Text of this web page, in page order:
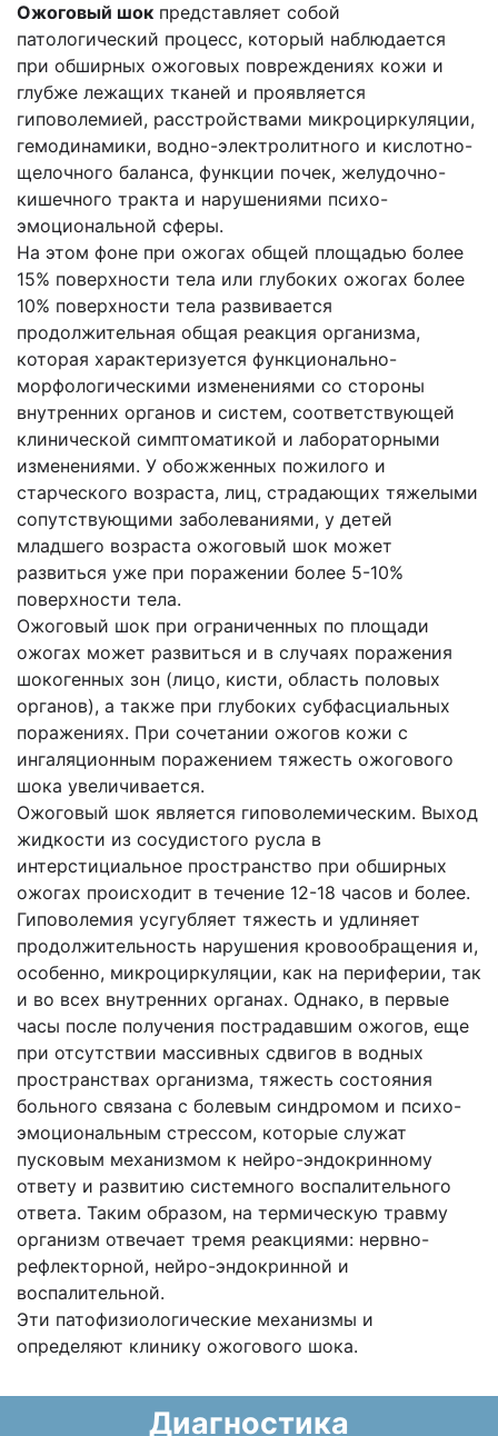
Ожоговый шок представляет собой
патологический процесс, который наблюдается
при обширных ожоговых повреждениях кожи и
глубже лежащих тканей и проявляется
гиповолемией, расстройствами микроциркуляции,
гемодинамики, водно-электролитного и кислотно-
щелочного баланса, функции почек, желудочно-
кишечного тракта и нарушениями психо-
эмоциональной сферы.
На этом фоне при ожогах общей площадью более
15% поверхности тела или глубоких ожогах более
10% поверхности тела развивается
продолжительная общая реакция организма,
которая характеризуется функционально-
морфологическими изменениями со стороны
внутренних органов и систем, соответствующей
клинической симптоматикой и лабораторными
изменениями. У обожженных пожилого и
старческого возраста, лиц, страдающих тяжелыми
сопутствующими заболеваниями, у детей
младшего возраста ожоговый шок может
развиться уже при поражении более 5-10%
поверхности тела.
Ожоговый шок при ограниченных по площади
ожогах может развиться и в случаях поражения
шокогенных зон (лицо, кисти, область половых
органов), а также при глубоких субфасциальных
поражениях. При сочетании ожогов кожи с
ингаляционным поражением тяжесть ожогового
шока увеличивается.
Ожоговый шок является гиповолемическим. Выход
жидкости из сосудистого русла в
интерстициальное пространство при обширных
ожогах происходит в течение 12-18 часов и более.
Гиповолемия усугубляет тяжесть и удлиняет
продолжительность нарушения кровообращения и,
особенно, микроциркуляции, как на периферии, так
и во всех внутренних органах. Однако, в первые
часы после получения пострадавшим ожогов, еще
при отсутствии массивных сдвигов в водных
пространствах организма, тяжесть состояния
больного связана с болевым синдромом и психо-
эмоциональным стрессом, которые служат
пусковым механизмом к нейро-эндокринному
ответу и развитию системного воспалительного
ответа. Таким образом, на термическую травму
организм отвечает тремя реакциями: нервно-
рефлекторной, нейро-эндокринной и
воспалительной.
Эти патофизиологические механизмы и
определяют клинику ожогового шока.
Диагностика